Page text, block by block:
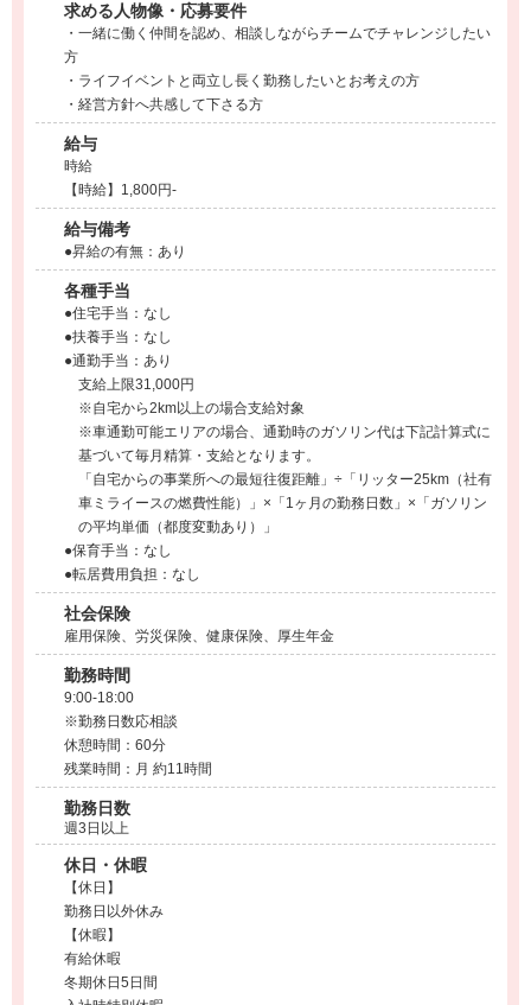
求める人物像・応募要件
・一緒に働く仲間を認め、相談しながらチームでチャレンジしたい
方
・ライフイベントと両立し長く勤務したいとお考えの方
・経営方針へ共感して下さる方
給与
時給
【時給】1,800円-
給与備考
●昇給の有無：あり
各種手当
●住宅手当：なし
●扶養手当：なし
●通勤手当：あり
支給上限31,000円
※自宅から2km以上の場合支給対象
※車通勤可能エリアの場合、通勤時のガソリン代は下記計算式に
基づいて毎月精算・支給となります。
「自宅からの事業所への最短往復距離」÷「リッター25km（社有
車ミライースの燃費性能）」×「1ヶ月の勤務日数」×「ガソリン
の平均単価（都度変動あり）」
●保育手当：なし
●転居費用負担：なし
社会保険
雇用保険、労災保険、健康保険、厚生年金
勤務時間
9:00-18:00
※勤務日数応相談
休憩時間：60分
残業時間：月 約11時間
勤務日数
週3日以上
休日・休暇
【休日】
勤務日以外休み
【休暇】
有給休暇
冬期休日5日間